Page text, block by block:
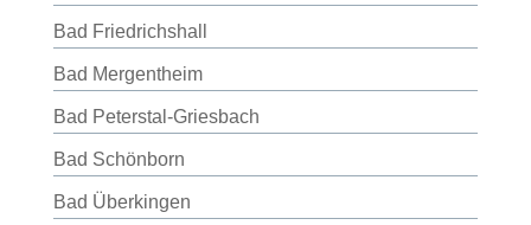
Bad Friedrichshall
Bad Mergentheim
Bad Peterstal-Griesbach
Bad Schönborn
Bad Überkingen